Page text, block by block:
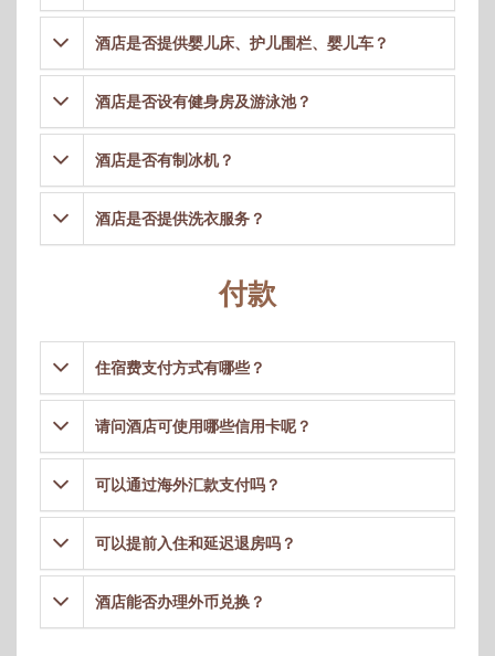
酒店是否提供婴儿床、护儿围栏、婴儿车？
酒店是否设有健身房及游泳池？
酒店是否有制冰机？
酒店是否提供洗衣服务？
付款
住宿费支付方式有哪些？
请问酒店可使用哪些信用卡呢？
可以通过海外汇款支付吗？
可以提前入住和延迟退房吗？
酒店能否办理外币兑换？